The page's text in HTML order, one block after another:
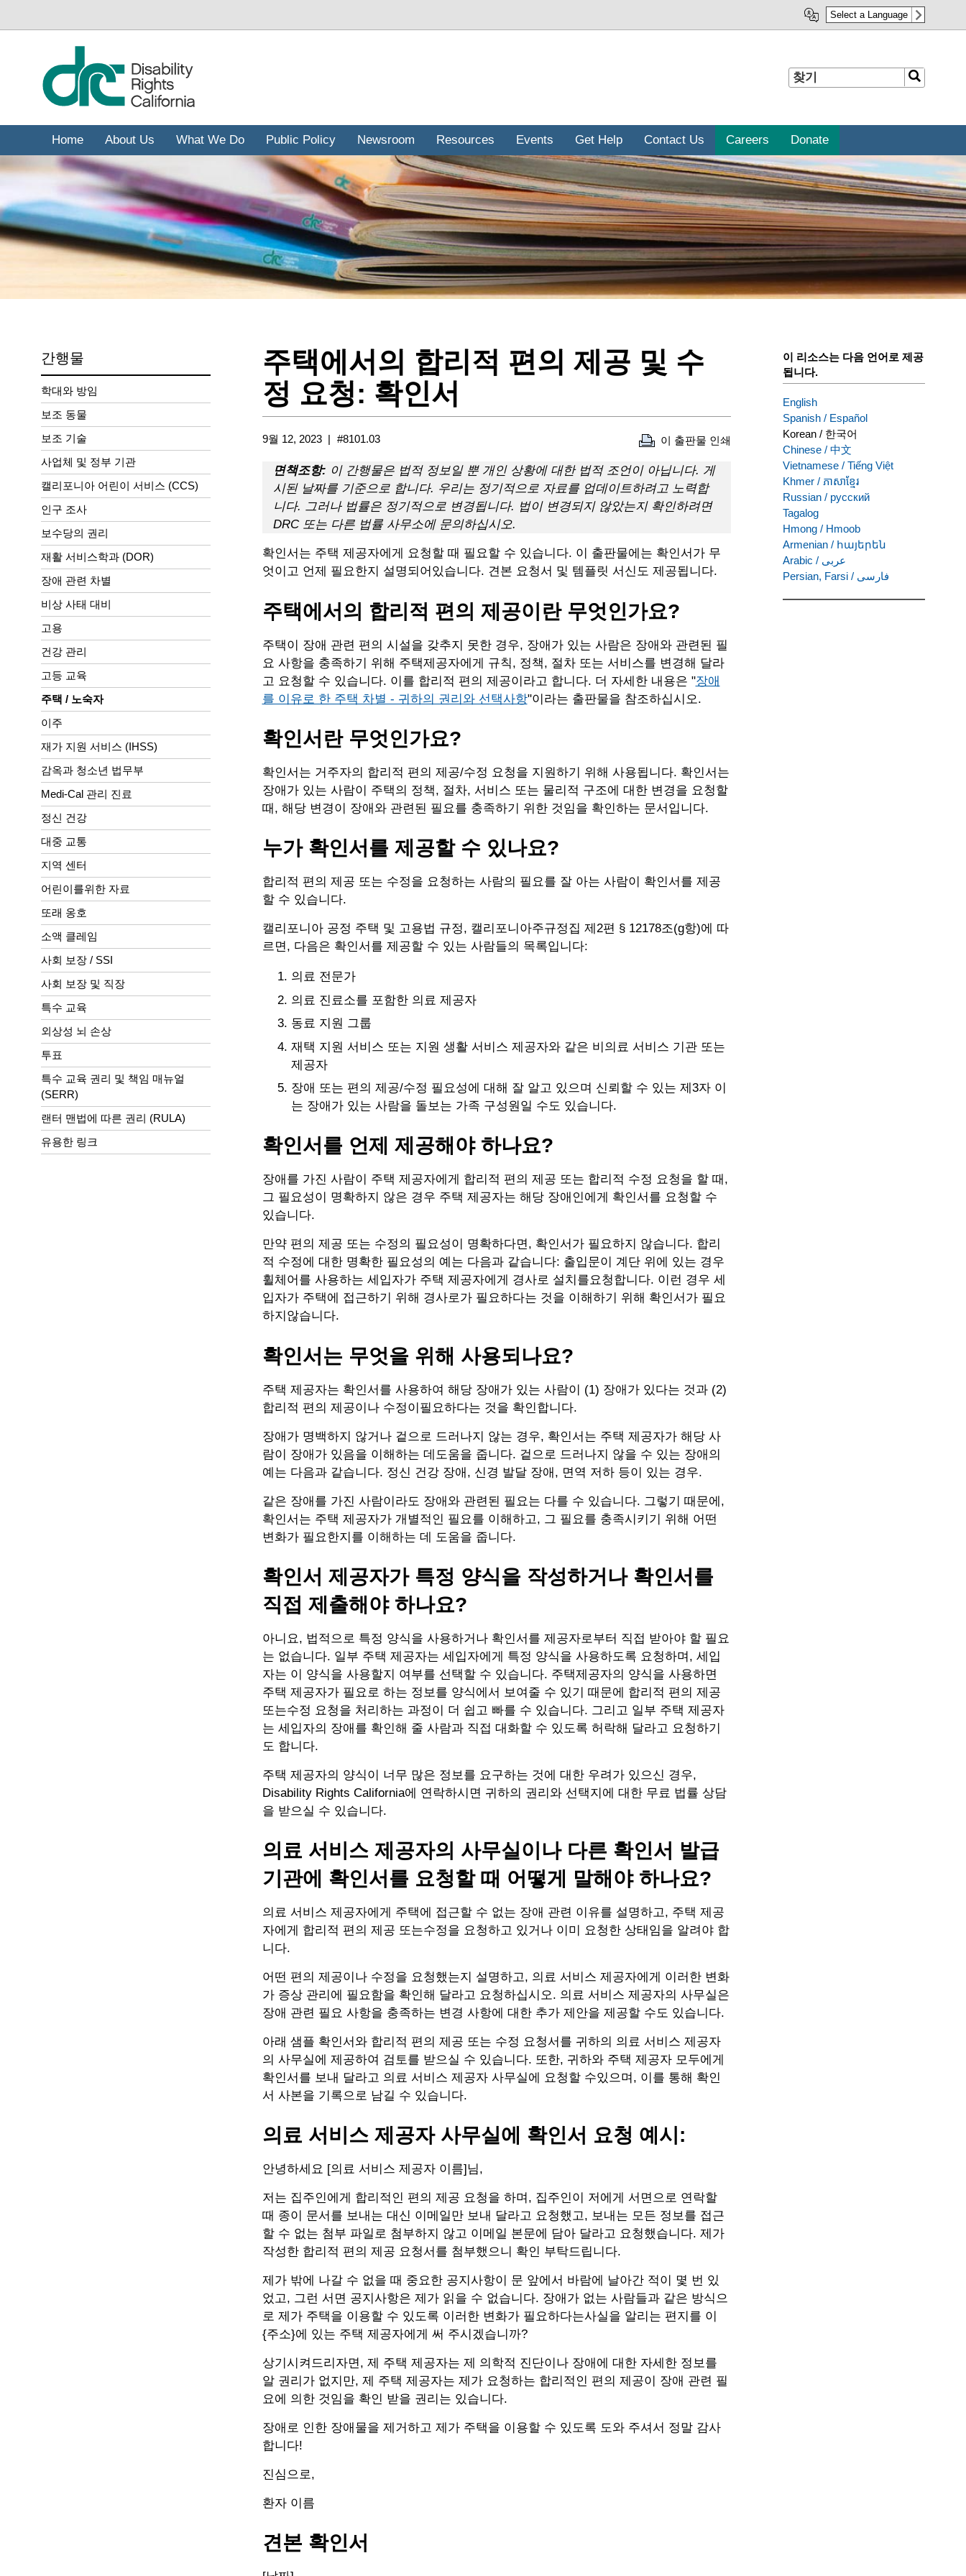
요
뛰
기
Select a Language
찾
찾
Home About Us What We Do Public Policy Newsroom Resources Events Get Help Contact Us Careers Donate
간행물
학대와 방임
보조 동물
보조 기술
사업체 및 정부 기관
캘리포니아 어린이 서비스 (CCS)
인구 조사
보수당의 권리
재활 서비스학과 (DOR)
장애 관련 차별
비상 사태 대비
고용
건강 관리
고등 교육
주택 / 노숙자
이주
재가 지원 서비스 (IHSS)
감옥과 청소년 법무부
Medi-Cal 관리 진료
정신 건강
대중 교통
지역 센터
어린이를위한 자료
또래 옹호
소액 클레임
사회 보장 / SSI
사회 보장 및 직장
특수 교육
외상성 뇌 손상
투표
특수 교육 권리 및 책임 매뉴얼
(SERR)
랜터 맨법에 따른 권리 (RULA)
유용한 링크
주택에서의 합리적 편의 제공 및 수
정 요청: 확인서
9월 12, 2023 #8101.03 이 출판물 인쇄
면책조항: 이 간행물은 법적 정보일 뿐 개인 상황에 대한 법적 조언이 아닙니다. 게
시된 날짜를 기준으로 합니다. 우리는 정기적으로 자료를 업데이트하려고 노력합
니다. 그러나 법률은 정기적으로 변경됩니다. 법이 변경되지 않았는지 확인하려면
DRC 또는 다른 법률 사무소에 문의하십시오.
확인서는 주택 제공자에게 요청할 때 필요할 수 있습니다. 이 출판물에는 확인서가 무
엇이고 언제 필요한지 설명되어있습니다. 견본 요청서 및 템플릿 서신도 제공됩니다.
주택에서의 합리적 편의 제공이란 무엇인가요?
주택이 장애 관련 편의 시설을 갖추지 못한 경우, 장애가 있는 사람은 장애와 관련된 필
요 사항을 충족하기 위해 주택제공자에게 규칙, 정책, 절차 또는 서비스를 변경해 달라
고 요청할 수 있습니다. 이를 합리적 편의 제공이라고 합니다. 더 자세한 내용은 "장애
를 이유로 한 주택 차별 - 귀하의 권리와 선택사항"이라는 출판물을 참조하십시오.
확인서란 무엇인가요?
확인서는 거주자의 합리적 편의 제공/수정 요청을 지원하기 위해 사용됩니다. 확인서는
장애가 있는 사람이 주택의 정책, 절차, 서비스 또는 물리적 구조에 대한 변경을 요청할
때, 해당 변경이 장애와 관련된 필요를 충족하기 위한 것임을 확인하는 문서입니다.
누가 확인서를 제공할 수 있나요?
합리적 편의 제공 또는 수정을 요청하는 사람의 필요를 잘 아는 사람이 확인서를 제공
할 수 있습니다.
캘리포니아 공정 주택 및 고용법 규정, 캘리포니아주규정집 제2편 § 12178조(g항)에 따
르면, 다음은 확인서를 제공할 수 있는 사람들의 목록입니다:
의료 전문가
의료 진료소를 포함한 의료 제공자
동료 지원 그룹
재택 지원 서비스 또는 지원 생활 서비스 제공자와 같은 비의료 서비스 기관 또는
제공자
장애 또는 편의 제공/수정 필요성에 대해 잘 알고 있으며 신뢰할 수 있는 제3자 이
는 장애가 있는 사람을 돌보는 가족 구성원일 수도 있습니다.
확인서를 언제 제공해야 하나요?
장애를 가진 사람이 주택 제공자에게 합리적 편의 제공 또는 합리적 수정 요청을 할 때,
그 필요성이 명확하지 않은 경우 주택 제공자는 해당 장애인에게 확인서를 요청할 수
있습니다.
만약 편의 제공 또는 수정의 필요성이 명확하다면, 확인서가 필요하지 않습니다. 합리
적 수정에 대한 명확한 필요성의 예는 다음과 같습니다: 출입문이 계단 위에 있는 경우
휠체어를 사용하는 세입자가 주택 제공자에게 경사로 설치를요청합니다. 이런 경우 세
입자가 주택에 접근하기 위해 경사로가 필요하다는 것을 이해하기 위해 확인서가 필요
하지않습니다.
확인서는 무엇을 위해 사용되나요?
주택 제공자는 확인서를 사용하여 해당 장애가 있는 사람이 (1) 장애가 있다는 것과 (2)
합리적 편의 제공이나 수정이필요하다는 것을 확인합니다.
장애가 명백하지 않거나 겉으로 드러나지 않는 경우, 확인서는 주택 제공자가 해당 사
람이 장애가 있음을 이해하는 데도움을 줍니다. 겉으로 드러나지 않을 수 있는 장애의
예는 다음과 같습니다. 정신 건강 장애, 신경 발달 장애, 면역 저하 등이 있는 경우.
같은 장애를 가진 사람이라도 장애와 관련된 필요는 다를 수 있습니다. 그렇기 때문에,
확인서는 주택 제공자가 개별적인 필요를 이해하고, 그 필요를 충족시키기 위해 어떤
변화가 필요한지를 이해하는 데 도움을 줍니다.
확인서 제공자가 특정 양식을 작성하거나 확인서를
직접 제출해야 하나요?
아니요, 법적으로 특정 양식을 사용하거나 확인서를 제공자로부터 직접 받아야 할 필요
는 없습니다. 일부 주택 제공자는 세입자에게 특정 양식을 사용하도록 요청하며, 세입
자는 이 양식을 사용할지 여부를 선택할 수 있습니다. 주택제공자의 양식을 사용하면
주택 제공자가 필요로 하는 정보를 양식에서 보여줄 수 있기 때문에 합리적 편의 제공
또는수정 요청을 처리하는 과정이 더 쉽고 빠를 수 있습니다. 그리고 일부 주택 제공자
는 세입자의 장애를 확인해 줄 사람과 직접 대화할 수 있도록 허락해 달라고 요청하기
도 합니다.
주택 제공자의 양식이 너무 많은 정보를 요구하는 것에 대한 우려가 있으신 경우,
Disability Rights California에 연락하시면 귀하의 권리와 선택지에 대한 무료 법률 상담
을 받으실 수 있습니다.
의료 서비스 제공자의 사무실이나 다른 확인서 발급
기관에 확인서를 요청할 때 어떻게 말해야 하나요?
의료 서비스 제공자에게 주택에 접근할 수 없는 장애 관련 이유를 설명하고, 주택 제공
자에게 합리적 편의 제공 또는수정을 요청하고 있거나 이미 요청한 상태임을 알려야 합
니다.
어떤 편의 제공이나 수정을 요청했는지 설명하고, 의료 서비스 제공자에게 이러한 변화
가 증상 관리에 필요함을 확인해 달라고 요청하십시오. 의료 서비스 제공자의 사무실은
장애 관련 필요 사항을 충족하는 변경 사항에 대한 추가 제안을 제공할 수도 있습니다.
아래 샘플 확인서와 합리적 편의 제공 또는 수정 요청서를 귀하의 의료 서비스 제공자
의 사무실에 제공하여 검토를 받으실 수 있습니다. 또한, 귀하와 주택 제공자 모두에게
확인서를 보내 달라고 의료 서비스 제공자 사무실에 요청할 수있으며, 이를 통해 확인
서 사본을 기록으로 남길 수 있습니다.
의료 서비스 제공자 사무실에 확인서 요청 예시:
안녕하세요 [의료 서비스 제공자 이름]님,
저는 집주인에게 합리적인 편의 제공 요청을 하며, 집주인이 저에게 서면으로 연락할
때 종이 문서를 보내는 대신 이메일만 보내 달라고 요청했고, 보내는 모든 정보를 접근
할 수 없는 첨부 파일로 첨부하지 않고 이메일 본문에 담아 달라고 요청했습니다. 제가
작성한 합리적 편의 제공 요청서를 첨부했으니 확인 부탁드립니다.
제가 밖에 나갈 수 없을 때 중요한 공지사항이 문 앞에서 바람에 날아간 적이 몇 번 있
었고, 그런 서면 공지사항은 제가 읽을 수 없습니다. 장애가 없는 사람들과 같은 방식으
로 제가 주택을 이용할 수 있도록 이러한 변화가 필요하다는사실을 알리는 편지를 이
{주소}에 있는 주택 제공자에게 써 주시겠습니까?
상기시켜드리자면, 제 주택 제공자는 제 의학적 진단이나 장애에 대한 자세한 정보를
알 권리가 없지만, 제 주택 제공자는 제가 요청하는 합리적인 편의 제공이 장애 관련 필
요에 의한 것임을 확인 받을 권리는 있습니다.
장애로 인한 장애물을 제거하고 제가 주택을 이용할 수 있도록 도와 주셔서 정말 감사
합니다!
진심으로,
환자 이름
견본 확인서
이 리소스는 다음 언어로 제공
됩니다.
English
Spanish / Español
Korean / 한국어
Chinese / 中文
Vietnamese / Tiếng Việt
Khmer / ភាសាខ្មែរ
Russian / русский
Tagalog
Hmong / Hmoob
Armenian / հայերեն
Arabic / عربى
Persian, Farsi / فارسی